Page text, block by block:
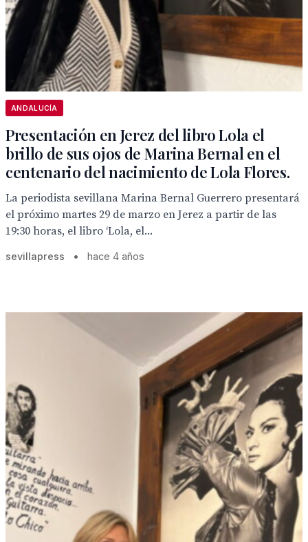
ANDALUCÍA
Presentación en Jerez del libro Lola el
brillo de sus ojos de Marina Bernal en el
centenario del nacimiento de Lola Flores.
La periodista sevillana Marina Bernal Guerrero presentará
el próximo martes 29 de marzo en Jerez a partir de las
19:30 horas, el libro ‘Lola, el...
sevillapress • hace 4 años